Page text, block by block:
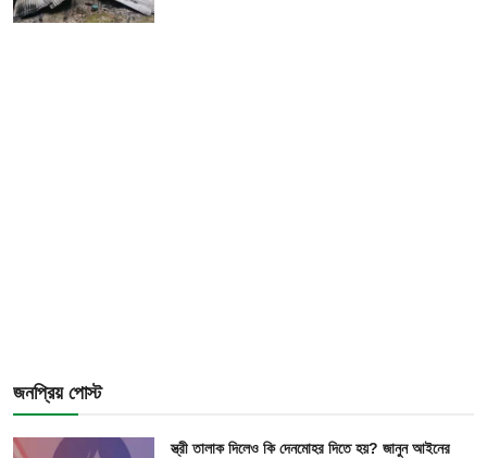
জনপ্রিয় পোস্ট
স্ত্রী তালাক দিলেও কি দেনমোহর দিতে হয়? জানুন আইনের